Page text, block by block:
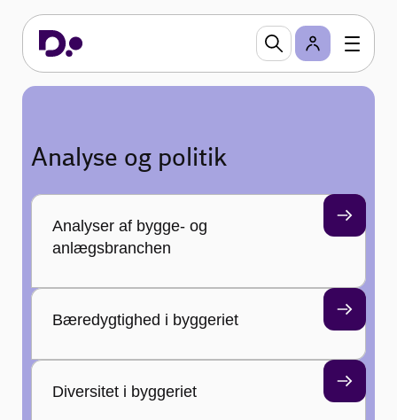
Analyse og politik
Analyser af bygge- og
anlægsbranchen
Bæredygtighed i byggeriet
Diversitet i byggeriet